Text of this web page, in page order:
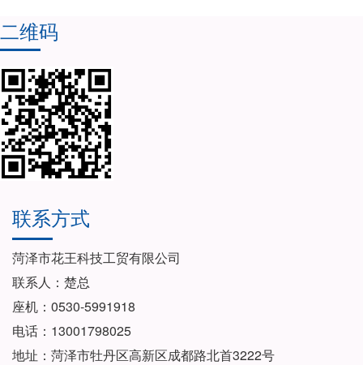
二维码
联系方式
菏泽市花王科技工贸有限公司
联系人：楚总
座机：0530-5991918
电话：13001798025
地址：菏泽市牡丹区高新区成都路北首3222号